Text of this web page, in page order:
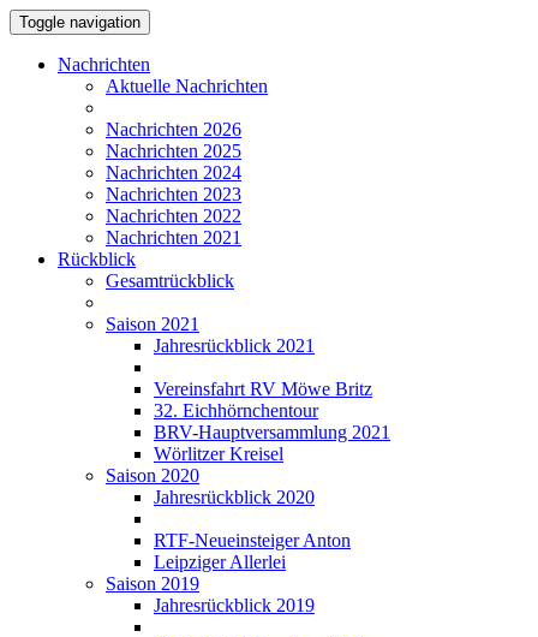
Toggle navigation
Nachrichten
Aktuelle Nachrichten
Nachrichten 2026
Nachrichten 2025
Nachrichten 2024
Nachrichten 2023
Nachrichten 2022
Nachrichten 2021
Rückblick
Gesamtrückblick
Saison 2021
Jahresrückblick 2021
Vereinsfahrt RV Möwe Britz
32. Eichhörnchentour
BRV-Hauptversammlung 2021
Wörlitzer Kreisel
Saison 2020
Jahresrückblick 2020
RTF-Neueinsteiger Anton
Leipziger Allerlei
Saison 2019
Jahresrückblick 2019